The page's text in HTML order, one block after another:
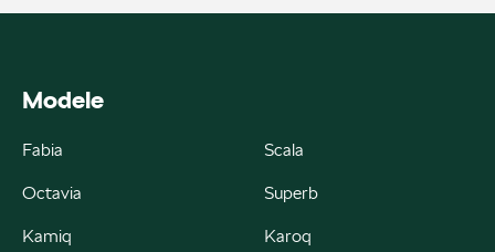
Auto Group Luzar
ul. Krakowska 33, Wieliczka
Modele
Fabia Scala
Octavia Superb
Kamiq Karoq